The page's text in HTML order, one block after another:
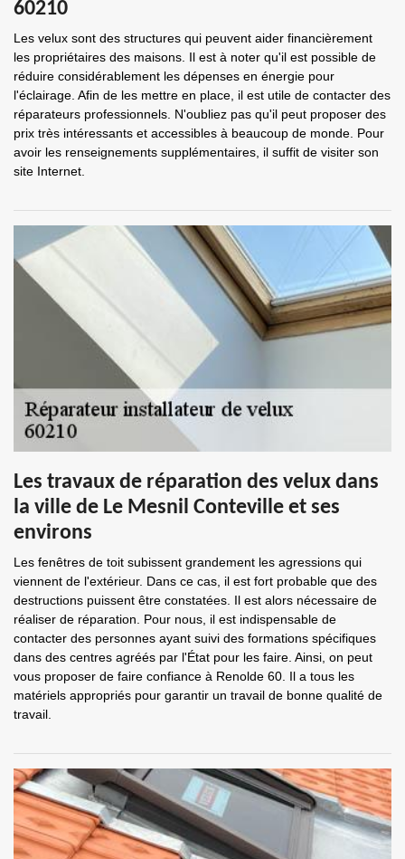
60210
Les velux sont des structures qui peuvent aider financièrement
les propriétaires des maisons. Il est à noter qu'il est possible de
réduire considérablement les dépenses en énergie pour
l'éclairage. Afin de les mettre en place, il est utile de contacter des
réparateurs professionnels. N'oubliez pas qu'il peut proposer des
prix très intéressants et accessibles à beaucoup de monde. Pour
avoir les renseignements supplémentaires, il suffit de visiter son
site Internet.
Les travaux de réparation des velux dans
la ville de Le Mesnil Conteville et ses
environs
Les fenêtres de toit subissent grandement les agressions qui
viennent de l'extérieur. Dans ce cas, il est fort probable que des
destructions puissent être constatées. Il est alors nécessaire de
réaliser de réparation. Pour nous, il est indispensable de
contacter des personnes ayant suivi des formations spécifiques
dans des centres agréés par l'État pour les faire. Ainsi, on peut
vous proposer de faire confiance à Renolde 60. Il a tous les
matériels appropriés pour garantir un travail de bonne qualité de
travail.